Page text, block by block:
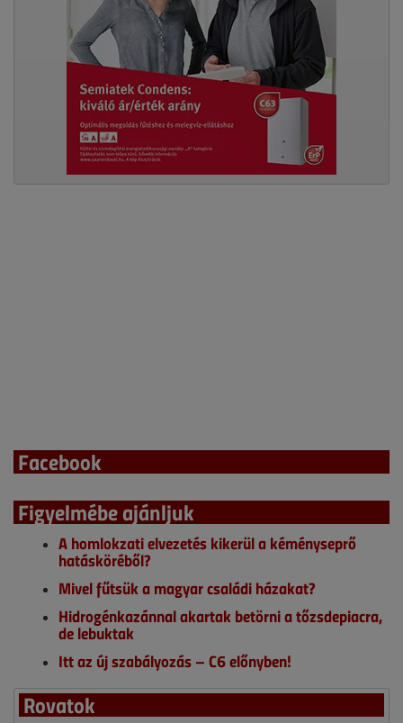
Facebook
Figyelmébe ajánljuk
A homlokzati elvezetés kikerül a kéményseprő
hatásköréből?
Mivel fűtsük a magyar családi házakat?
Hidrogénkazánnal akartak betörni a tőzsdepiacra,
de lebuktak
Itt az új szabályozás – C6 előnyben!
Rovatok